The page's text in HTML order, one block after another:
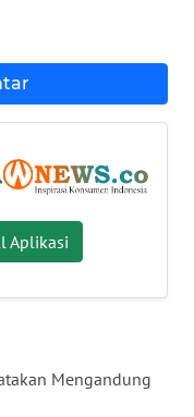
Aplikasi
Mengandung